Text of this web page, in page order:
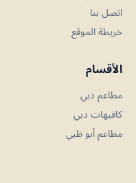
اتصل بنا
خريطة الموقع
الأقسام
مطاعم دبي
كافيهات دبي
مطاعم أبو ظبي